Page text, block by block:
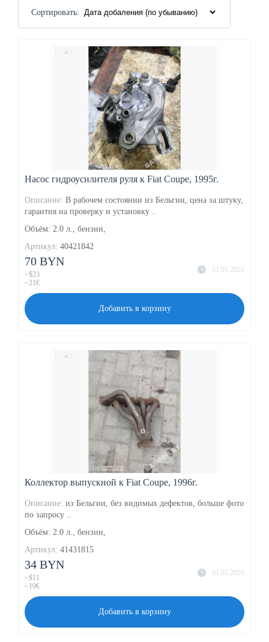
Сортировать:
Насос гидроусилителя руля к Fiat Coupe, 1995г.
Описание: В рабочем состоянии из Бельгии, цена за штуку,
гарантия на проверку и установку ..
Объём: 2.0 л., бензин,
Артикул: 40421842
31.01.2021
70 BYN
~$23
~21€
Добавить в корзину
Коллектор выпускной к Fiat Coupe, 1996г.
Описание: из Бельгии, без видимых дефектов, больше фото
по запросу ..
Объём: 2.0 л., бензин,
Артикул: 41431815
31.01.2021
34 BYN
~$11
~10€
Добавить в корзину